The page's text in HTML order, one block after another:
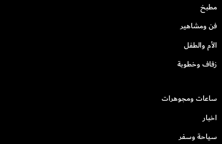
مطبخ
فن ومشاهير
الأم والطفل
زفاف وخطوبة
ساعات ومجوهرات
اخبار
سياحة وسفر